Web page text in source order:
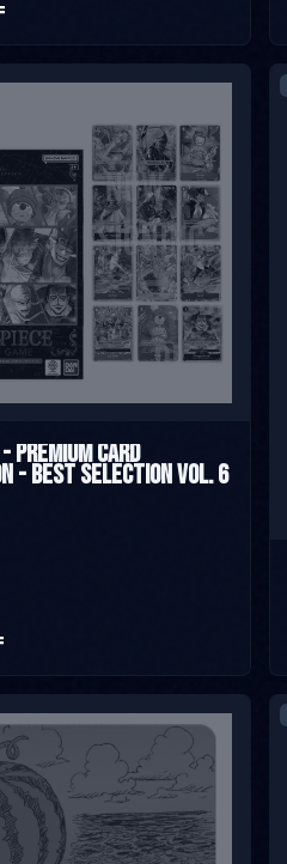
Premium Card
- Best Selection Vol. 6